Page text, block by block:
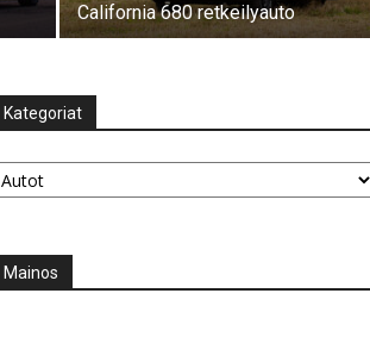
California 680 retkeilyauto
Kategoriat
Mainos